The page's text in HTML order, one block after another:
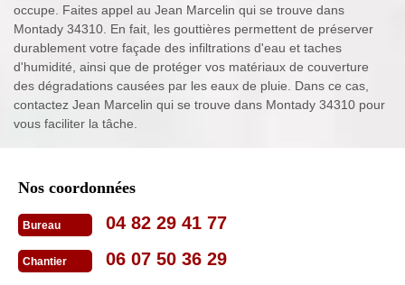
occupe. Faites appel au Jean Marcelin qui se trouve dans
Montady 34310. En fait, les gouttières permettent de préserver
durablement votre façade des infiltrations d'eau et taches
d'humidité, ainsi que de protéger vos matériaux de couverture
des dégradations causées par les eaux de pluie. Dans ce cas,
contactez Jean Marcelin qui se trouve dans Montady 34310 pour
vous faciliter la tâche.
Nos coordonnées
Bureau 04 82 29 41 77
Chantier 06 07 50 36 29